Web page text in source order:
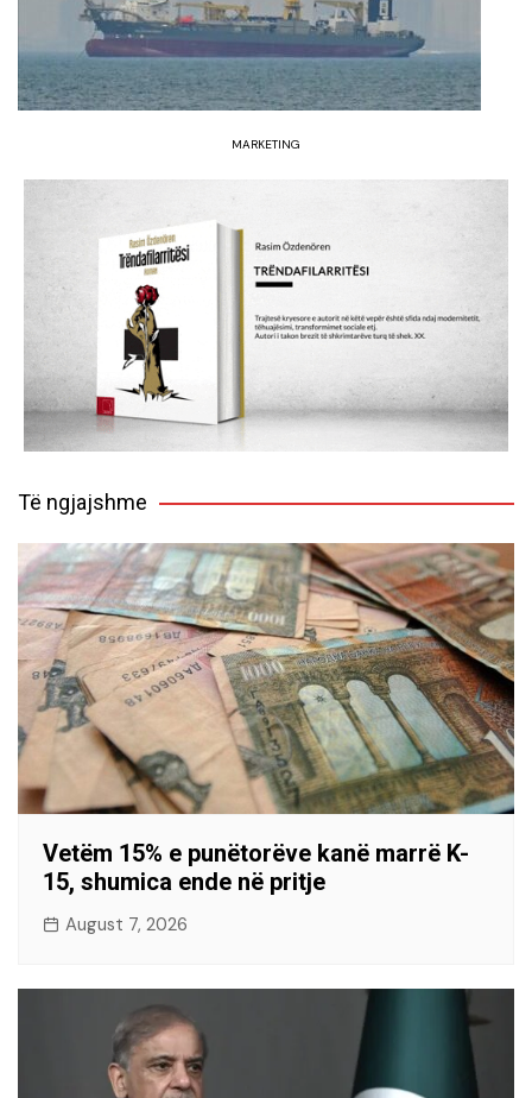
MARKETING
Të ngjajshme
Vetëm 15% e punëtorëve kanë marrë K-
15, shumica ende në pritje
August 7, 2026